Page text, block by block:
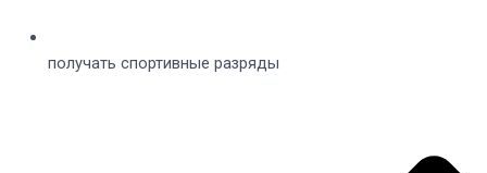
получать спортивные разряды